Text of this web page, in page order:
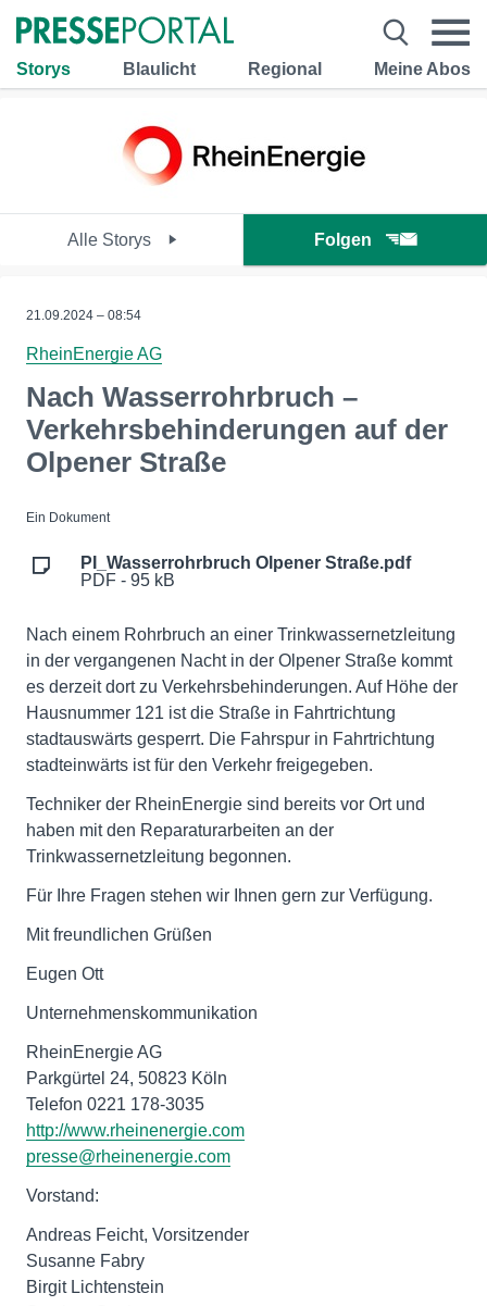
Storys Blaulicht Regional Meine Abos
Alle Storys Folgen
21.09.2024 – 08:54
RheinEnergie AG
Nach Wasserrohrbruch –
Verkehrsbehinderungen auf der
Olpener Straße
Ein Dokument
PI_Wasserrohrbruch Olpener Straße.pdf
PDF - 95 kB
Nach einem Rohrbruch an einer Trinkwassernetzleitung
in der vergangenen Nacht in der Olpener Straße kommt
es derzeit dort zu Verkehrsbehinderungen. Auf Höhe der
Hausnummer 121 ist die Straße in Fahrtrichtung
stadtauswärts gesperrt. Die Fahrspur in Fahrtrichtung
stadteinwärts ist für den Verkehr freigegeben.
Techniker der RheinEnergie sind bereits vor Ort und
haben mit den Reparaturarbeiten an der
Trinkwassernetzleitung begonnen.
Für Ihre Fragen stehen wir Ihnen gern zur Verfügung.
Mit freundlichen Grüßen
Eugen Ott
Unternehmenskommunikation
RheinEnergie AG
Parkgürtel 24, 50823 Köln
http://www.rheinenergie.com
presse@rheinenergie.com
Vorstand:
Andreas Feicht, Vorsitzender
Susanne Fabry
Birgit Lichtenstein